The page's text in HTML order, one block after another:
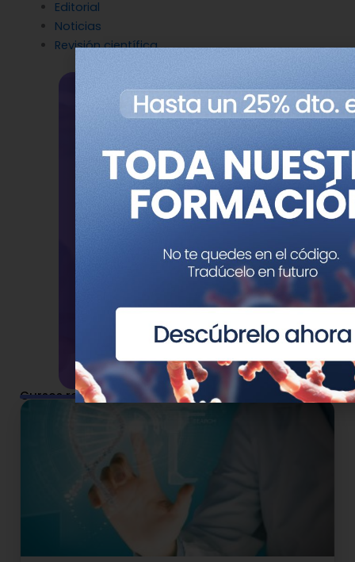
Editorial
Noticias
Revisión científica
Cursos relacionados